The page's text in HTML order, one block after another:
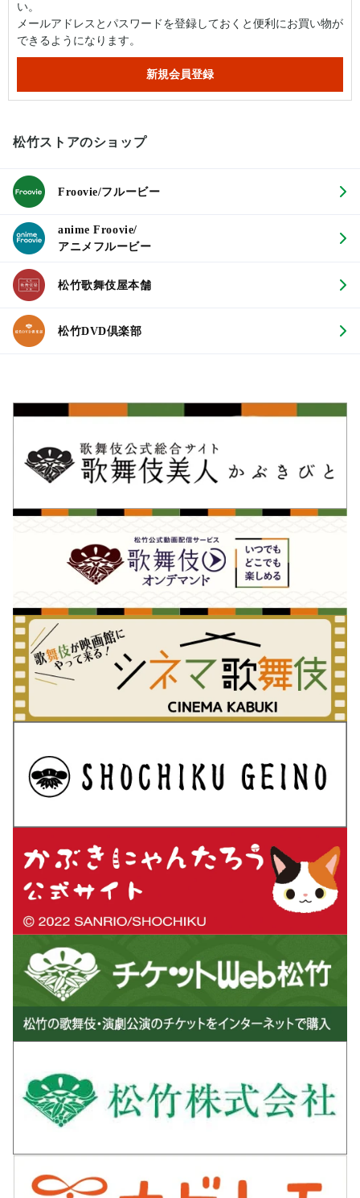
い。
メールアドレスとパスワードを登録しておくと便利にお買い物が
できるようになります。
松竹ストアのショップ
Froovie/フルービー
anime Froovie/
アニメフルービー
松竹歌舞伎屋本舗
松竹DVD倶楽部